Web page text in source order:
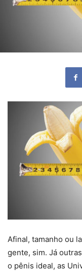
Afinal, tamanho ou
gente, sim. Já
o pênis ideal, as